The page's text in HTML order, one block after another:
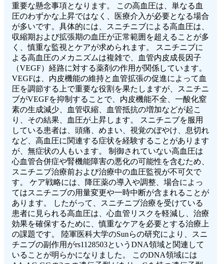
重要な懸念事項となります。 この高血圧は、単なる血
圧のわずかな上昇ではなく、医療介入が必要となる場合
が多いです。具体的には、スニチニブによる高血圧は、
収縮期および拡張期の血圧が正常範囲を超えることが多
く、慎重な監視とケアが求められます。 スニチニブに
よる高血圧のメカニズムは複雑で、血管内皮成長因子
（VEGF）経路に対する薬剤の作用が関係しています。
VEGFは、内皮機能の維持と血管拡張の促進によって血
圧を調節する上で重要な役割を果たしますが、スニチニ
ブがVEGFを抑制することで、内皮機能不全、一酸化窒
素の生成減少、血管収縮、血管抵抗の増加などが起こ
り、その結果、血圧が上昇します。 スニチニブを服用
している患者は、頭痛、めまい、視覚のぼやけ、息切れ
など、高血圧に関連する症状を経験することがあります
が、無症状の人もいます。 制御されていない高血圧は
心血管合併症や腎機能障害の悪化の可能性を含むため、
スニチニブ治療前および治療中の血圧監視が不可欠で
す。 ケア戦略には、降圧薬の導入や調整、場合によっ
てはスニチニブの用量変更や一時中断が含まれることが
あります。 したがって、スニチニブ治療を受けている
患者に見られる高血圧は、心血管リスクを軽減し、治療
効果を確保するために、慎重なケアを必要とする治療上
の課題です。 陸軍医科大学のSunらの研究により、スニ
チニブの副作用がrs1128503というDNA領域と関連して
いることが明らかになりました。 このDNA領域には